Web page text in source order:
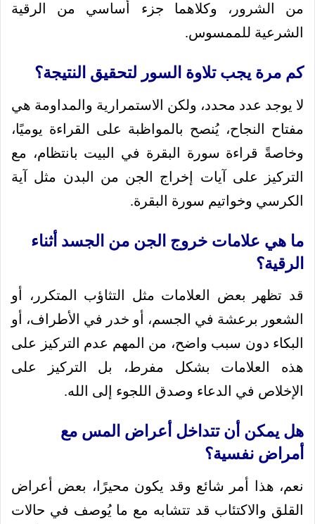
من الشرور، وكلاهما جزء أساسي من الرقية
الشرعية للممسوس.
كم مرة يجب تلاوة السور لتحقيق النتيجة؟
لا يوجد عدد محدد، ولكن الاستمرارية والمداومة هي
مفتاح النجاح، يُنصح بالمواظبة على القراءة يوميًا،
وخاصةً قراءة سورة البقرة في البيت بانتظام، مع
التركيز على آيات إخراج الجن من البدن مثل آية
الكرسي وخواتيم سورة البقرة.
ما هي علامات خروج الجن من الجسد أثناء
الرقية؟
قد تظهر بعض العلامات مثل التثاؤب المتكرر، أو
الشعور برعشة في الجسم، أو خدر في الأطراف، أو
البكاء دون سبب واضح، من المهم عدم التركيز على
هذه العلامات بشكل مفرط، بل التركيز على
الإخلاص في الدعاء وصدق اللجوء إلى الله.
هل يمكن أن تتداخل أعراض المس مع
أمراض نفسية؟
نعم، هذا أمر شائع وقد يكون محيرًا، بعض أعراض
القلق والاكتئاب قد تتشابه مع ما يُوصف في حالات